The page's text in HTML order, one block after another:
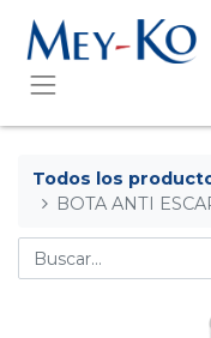
Todos los
BOTA ANTI